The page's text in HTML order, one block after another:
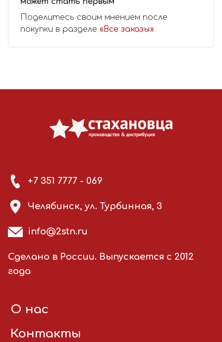
Поделитесь своим мнением после
покупки в разделе «Все заказы»
+7 351 7777 - 069
Челябинск, ул. Турбинная, 3
info@2stn.ru
Сделано в России. Выпускается с 2012
года
О нас
Контакты